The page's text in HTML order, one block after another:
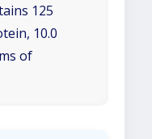
125
10.0
of